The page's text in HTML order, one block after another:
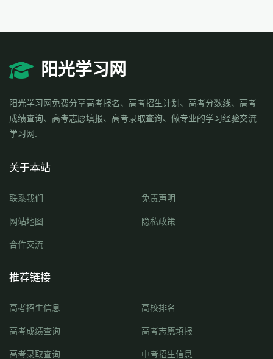
阳光学习网
阳光学习网免费分享高考报名、高考招生计划、高考分数线、高考
成绩查询、高考志愿填报、高考录取查询、做专业的学习经验交流
学习网.
关于本站
联系我们 免责声明
网站地图 隐私政策
合作交流
推荐链接
高考招生信息 高校排名
高考成绩查询 高考志愿填报
高考录取查询 中考招生信息